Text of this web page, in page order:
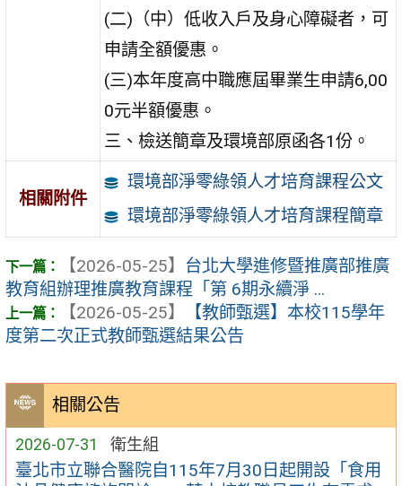
相關公告
2026-07-31 衛生組
臺北市立聯合醫院自115年7月30日起開設「食用
(二)（中）低收入戶及身心障礙者，可
申請全額優惠。
(三)本年度高中職應屆畢業生申請6,00
0元半額優惠。
三、檢送簡章及環境部原函各1份。
相關附件
環境部淨零綠領人才培育課程公文
環境部淨零綠領人才培育課程簡章
【2026-05-25】 台北大學進修暨推廣部推廣
教育組辦理推廣教育課程「第 6期永續淨 ...
【2026-05-25】
【教師甄選】本校115學年
度第二次正式教師甄選結果公告